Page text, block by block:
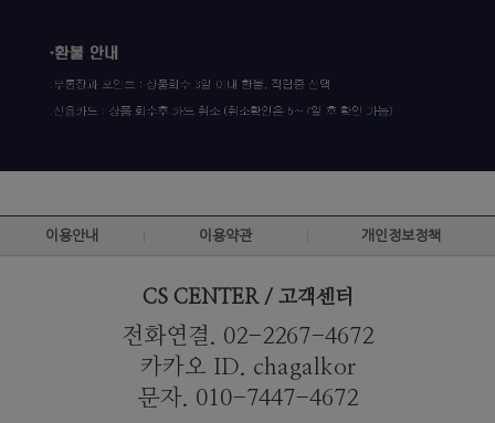
이용안내 이용약관 개인정보정책
CS CENTER / 고객센터
전화연결. 02-2267-4672
카카오 ID. chagalkor
문자. 010-7447-4672